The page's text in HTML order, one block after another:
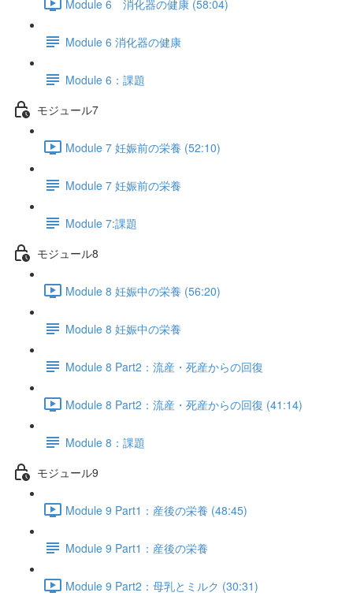
Module 6 消化器の健康 (58:04)
Module 6 消化器の健康
Module 6：課題
モジュール7
Module 7 妊娠前の栄養 (52:10)
Module 7 妊娠前の栄養
Module 7:課題
モジュール8
Module 8 妊娠中の栄養 (56:20)
Module 8 妊娠中の栄養
Module 8 Part2：流産・死産からの回復
Module 8 Part2：流産・死産からの回復 (41:14)
Module 8：課題
モジュール9
Module 9 Part1：産後の栄養 (48:45)
Module 9 Part1：産後の栄養
Module 9 Part2：母乳とミルク (30:31)